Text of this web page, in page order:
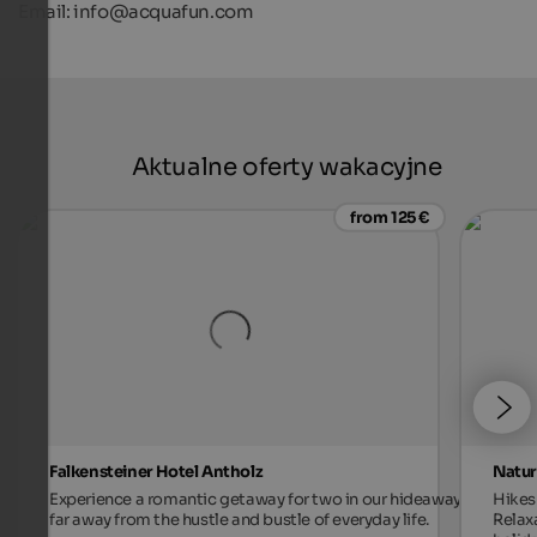
Email: info@acquafun.com
Aktualne oferty wakacyjne
from 125 €
Falkensteiner Hotel Antholz
Experience a romantic getaway for two in our hideaway,
far away from the hustle and bustle of everyday life.